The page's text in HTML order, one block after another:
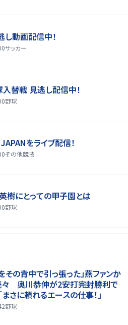
動画配信中！
サッカー
替戦 見逃し配信中！
野球
をライブ配信！
その他競技
樹にとっての甲子園とは
野球
その背中で引っ張った」燕ファンか
々 奥川恭伸が2安打完封勝利で
まさに頼れるエースの仕事！」
野球